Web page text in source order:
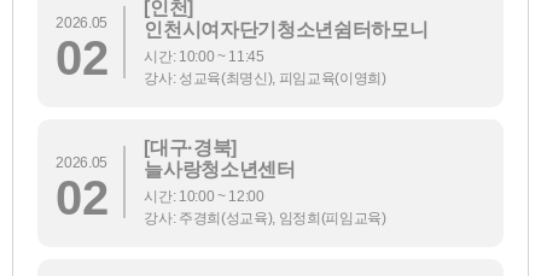
2026.05
02
[인천]
인천시여자단기청소년쉼터하모니
시간: 10:00 ~ 11:45
강사: 성교육(최명신), 피임교육(이영희)
2026.05
02
[대구·경북]
늘사랑청소년센터
시간: 10:00 ~ 12:00
강사: 주경희(성교육), 임정희(피임교육)